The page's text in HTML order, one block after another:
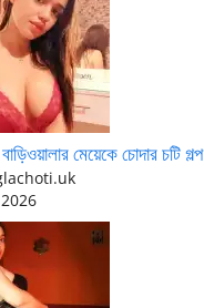
মেয়েকে চোদার চটি গল্প